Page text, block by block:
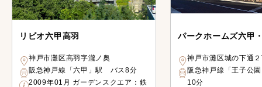
リビオ六甲高羽
神戸市灘区高羽字瀧ノ奥
阪急神戸線「六甲」駅 バス8分
2009年01月 ガーデンスクエア：鉄
パークホームズ六甲
神戸市灘区城の下通
阪急神戸線「王子公
10分